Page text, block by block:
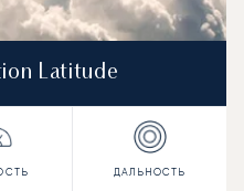
Latitude